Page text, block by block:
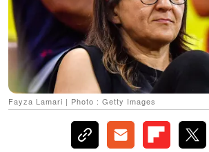
Fayza Lamari | Photo : Getty Images